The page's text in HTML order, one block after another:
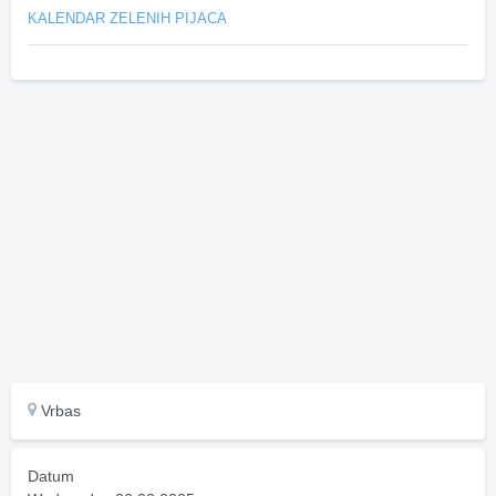
KALENDAR ZELENIH PIJACA
Vrbas
Datum